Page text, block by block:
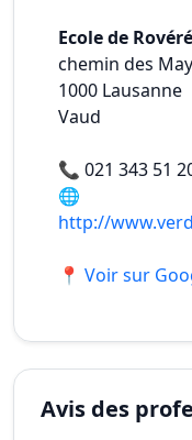
Ecole de
chemin des
1000 Lausanne
Vaud
📞 021 343 51
🌐
http://
📍 Voir sur
Avis des